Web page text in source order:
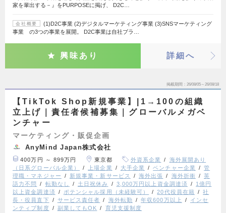
家を輩出する－』をPURPOSEに掲げ、 D2C…
会社概要
(1)D2C事業 (2)デジタルマーケティング事業 (3)SNSマーケティング
事業 の3つの事業を展開。 D2C事業は自社ブラ…
興味あり 詳細へ
掲載期間 26/08/05～26/08/18
【TikTok Shop新規事業】|1→100の組織
立上げ｜責任者候補募集｜グローバルメガベ
ンチャー
マーケティング・販促企画
AnyMind Japan株式会社
400万円 ～ 899万円 東京都 外資系企業
海外展開あり
（日系グローバル企業）
上場企業 大手企業 ベンチャー企業
管
理職・マネジャー
新規事業・新サービス 海外出張 海外折衝
英
語力不問
転勤なし 土日祝休み 3,000万円以上資金調達済
1億円
以上資金調達済
ポテンシャル採用（未経験可） 20代役員在籍
社
長・役員直下
サービス責任者 海外転勤 年収600万以上
インセ
ンティブ制度
副業してもOK 育児支援制度